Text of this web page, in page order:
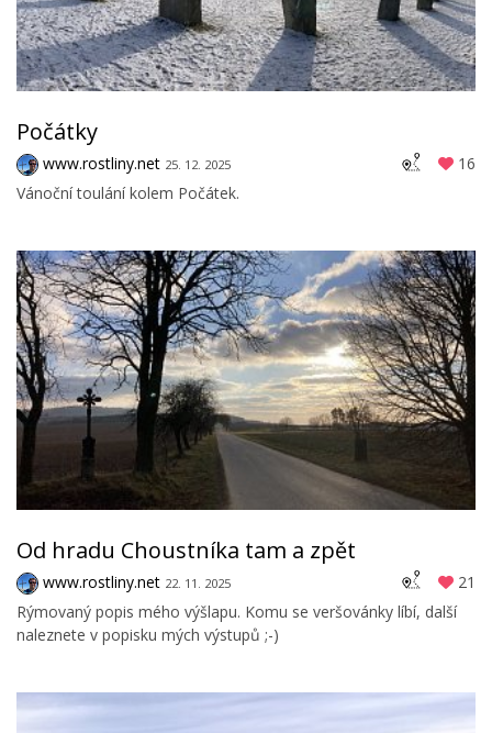
Počátky
www.rostliny.net 25. 12. 2025
16
Vánoční toulání kolem Počátek.
Od hradu Choustníka tam a zpět
www.rostliny.net 22. 11. 2025
21
Rýmovaný popis mého výšlapu. Komu se veršovánky líbí, další
naleznete v popisku mých výstupů ;-)